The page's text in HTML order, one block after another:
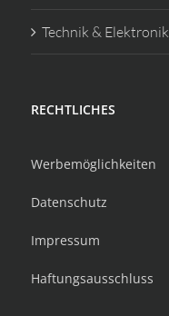
Technik & Elektronik
RECHTLICHES
Werbemöglichkeiten
Datenschutz
Impressum
Haftungsausschluss